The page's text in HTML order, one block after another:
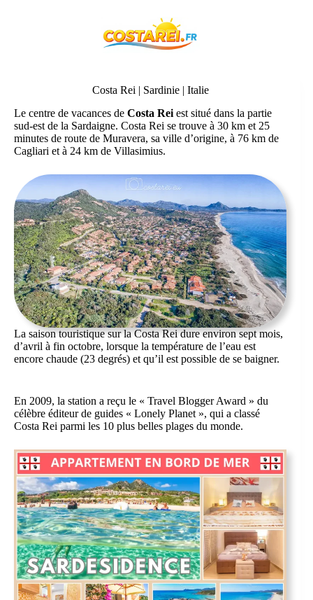
Costa Rei | Sardinie | Italie
Le centre de vacances de Costa Rei est situé dans la partie
sud-est de la Sardaigne. Costa Rei se trouve à 30 km et 25
minutes de route de Muravera, sa ville d’origine, à 76 km de
Cagliari et à 24 km de Villasimius.
La saison touristique sur la Costa Rei dure environ sept mois,
d’avril à fin octobre, lorsque la température de l’eau est
encore chaude (23 degrés) et qu’il est possible de se baigner.
En 2009, la station a reçu le « Travel Blogger Award » du
célèbre éditeur de guides « Lonely Planet », qui a classé
Costa Rei parmi les 10 plus belles plages du monde.